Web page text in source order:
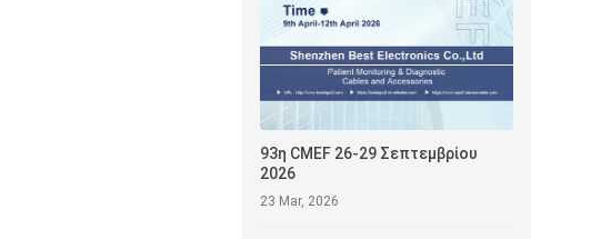
93η CMEF 26-29 Σεπτεμβρίου
2026
23 Mar, 2026